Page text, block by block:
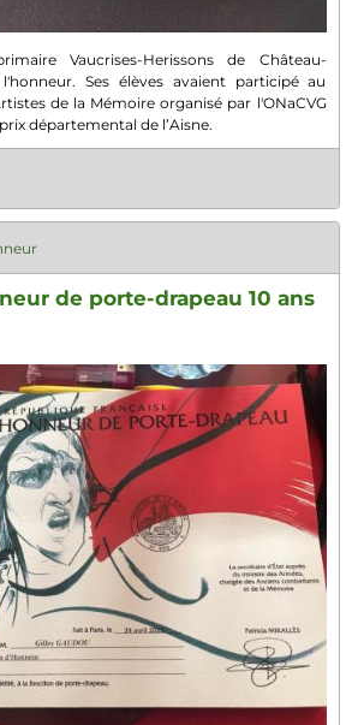
Vaucrises-Herissons de Château-
Ses élèves avaient participé au
de la Mémoire organisé par l'ONaCVG
départemental de l’Aisne.
de porte-drapeau 10 ans